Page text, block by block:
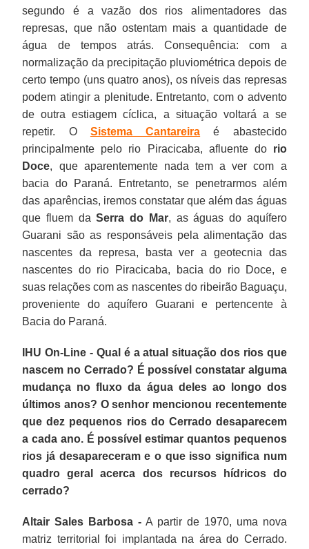
segundo é a vazão dos rios alimentadores das
represas, que não ostentam mais a quantidade de
água de tempos atrás. Consequência: com a
normalização da precipitação pluviométrica depois de
certo tempo (uns quatro anos), os níveis das represas
podem atingir a plenitude. Entretanto, com o advento
de outra estiagem cíclica, a situação voltará a se
repetir. O Sistema Cantareira é abastecido
principalmente pelo rio Piracicaba, afluente do rio
Doce, que aparentemente nada tem a ver com a
bacia do Paraná. Entretanto, se penetrarmos além
das aparências, iremos constatar que além das águas
que fluem daSerra do Mar, as águas do aquífero
Guarani são as responsáveis pela alimentação das
nascentes da represa, basta ver a geotecnia das
nascentes do rio Piracicaba, bacia do rio Doce, e
suas relações com as nascentes do ribeirão Baguaçu,
proveniente do aquífero Guarani e pertencente à
Bacia do Paraná.
IHU On-Line - Qual é a atual situação dos rios que
nascem no Cerrado? É possível constatar alguma
mudança no fluxo da água deles ao longo dos
últimos anos? O senhor mencionou recentemente
que dez pequenos rios do Cerrado desaparecem
a cada ano. É possível estimar quantos pequenos
rios já desapareceram e o que isso significa num
quadro geral acerca dos recursos hídricos do
cerrado?
Altair Sales Barbosa - A partir de 1970, uma nova
matriz territorial foi implantada na área do Cerrado.